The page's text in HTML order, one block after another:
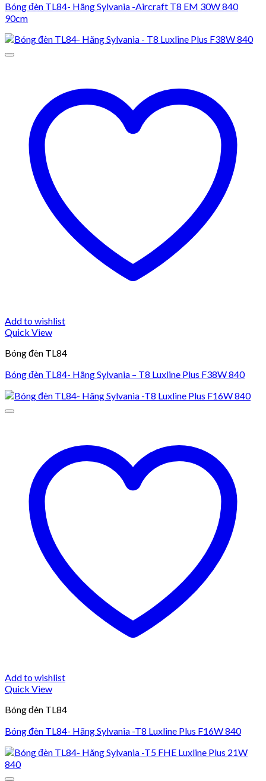
Bóng đèn TL84- Hãng Sylvania -Aircraft T8 EM 30W 840
90cm
Add to wishlist
Quick View
Bóng đèn TL84
Bóng đèn TL84- Hãng Sylvania – T8 Luxline Plus F38W 840
Add to wishlist
Quick View
Bóng đèn TL84
Bóng đèn TL84- Hãng Sylvania -T8 Luxline Plus F16W 840